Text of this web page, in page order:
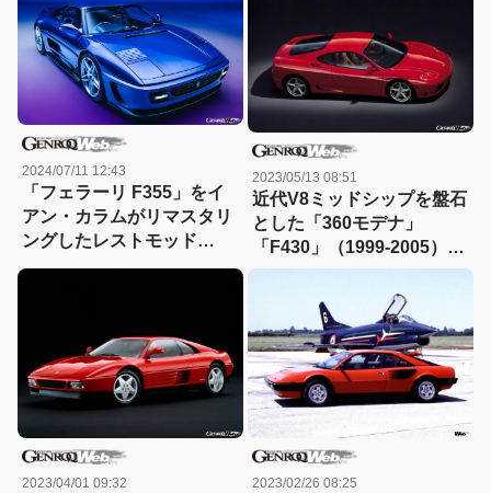
2024/07/11 12:43
「フェラーリ F355」をイ
アン・カラムがリマスタリ
ングしたレストモッド
「355 by エヴォルート」が
2023/05/13 08:51
近代V8ミッドシップを盤石
とした「360モデナ」
「F430」（1999-2005）
【フェラーリ名鑑：25】
2023/04/01 09:32 2023/02/26 08:25